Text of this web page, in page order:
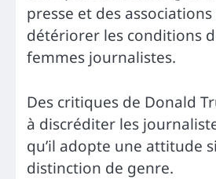
presse et des
détériorer les conditions
femmes journalistes.
Des critiques de Donald
à discréditer les
qu’il adopte une attitude
distinction de genre.